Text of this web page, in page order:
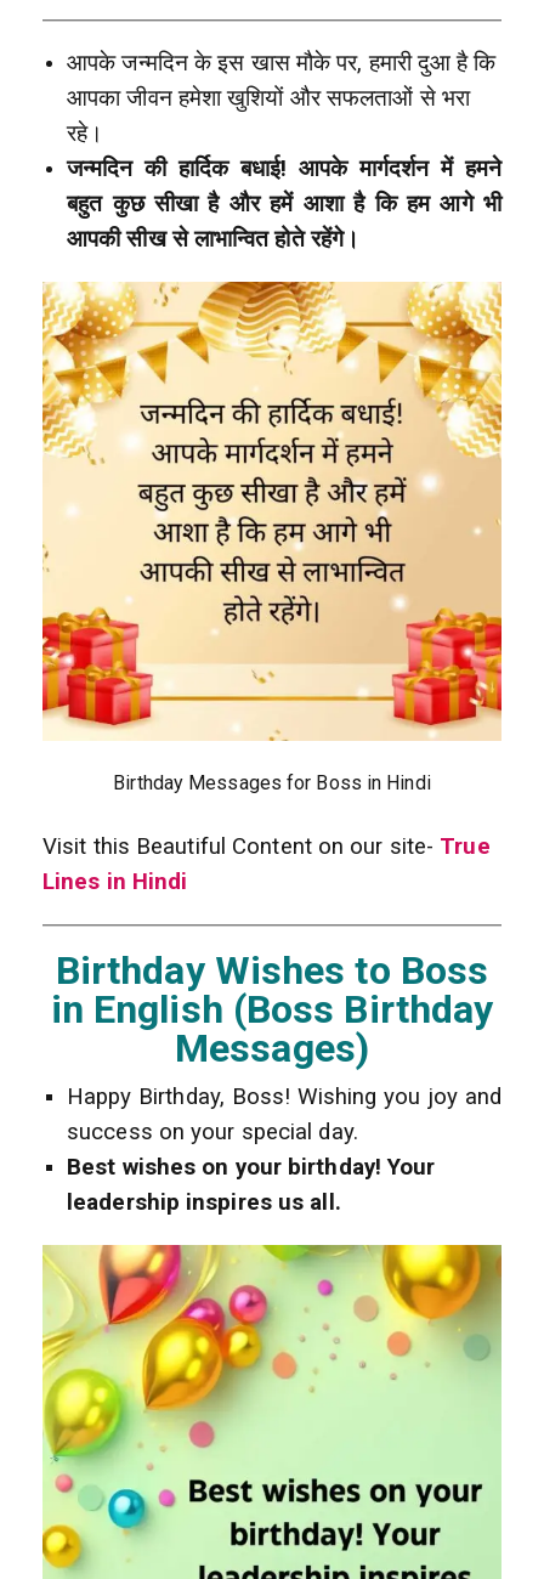
आपके जन्मदिन के इस खास मौके पर, हमारी दुआ है कि
आपका जीवन हमेशा खुशियों और सफलताओं से भरा
रहे।
जन्मदिन की हार्दिक बधाई! आपके मार्गदर्शन में हमने
बहुत कुछ सीखा है और हमें आशा है कि हम आगे भी
आपकी सीख से लाभान्वित होते रहेंगे।
Birthday Messages for Boss in Hindi
Visit this Beautiful Content on our site- True
Lines in Hindi
Birthday Wishes to Boss
in English (Boss Birthday
Messages)
Happy Birthday, Boss! Wishing you joy and
success on your special day.
Best wishes on your birthday! Your
leadership inspires us all.